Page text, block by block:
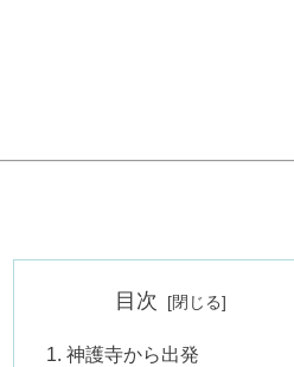
目次
神護寺から出発